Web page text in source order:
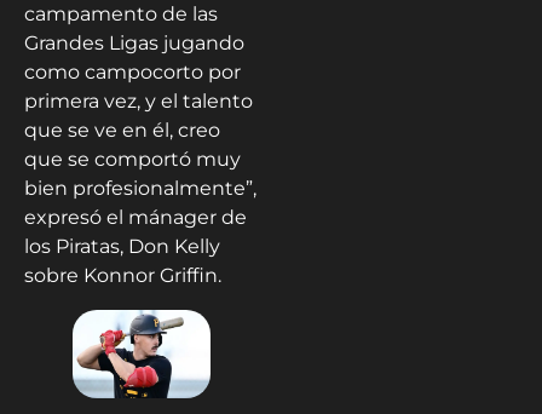
campamento de las
Grandes Ligas jugando
como campocorto por
primera vez, y el talento
que se ve en él, creo
que se comportó muy
bien profesionalmente”,
expresó el mánager de
los Piratas, Don Kelly
sobre Konnor Griffin.